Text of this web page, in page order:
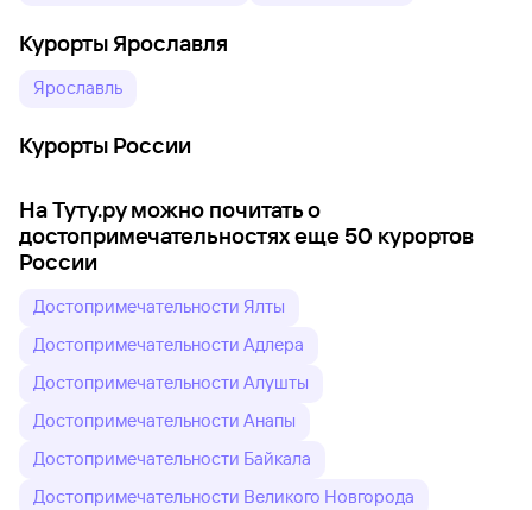
Курорты Ярославля
Ярославль
Курорты России
На Туту.ру можно почитать о
достопримечательностях еще 50 курортов
России
Достопримечательности Ялты
Достопримечательности Адлера
Достопримечательности Алушты
Достопримечательности Анапы
Достопримечательности Байкала
Достопримечательности Великого Новгорода